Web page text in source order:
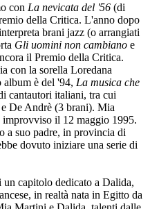
con La nevicata del '56 (di
della Critica. L'anno dopo
brani jazz (o arrangiati
Gli uomini non cambiano e
il Premio della Critica.
con la sorella Loredana
è del '94, La musica che
cantautori italiani, tra cui
De Andrè (3 brani). Mia
il 12 maggio 1995.
a suo padre, in provincia di
dovuto iniziare una serie di
capitolo dedicato a Dalida,
in realtà nata in Egitto da